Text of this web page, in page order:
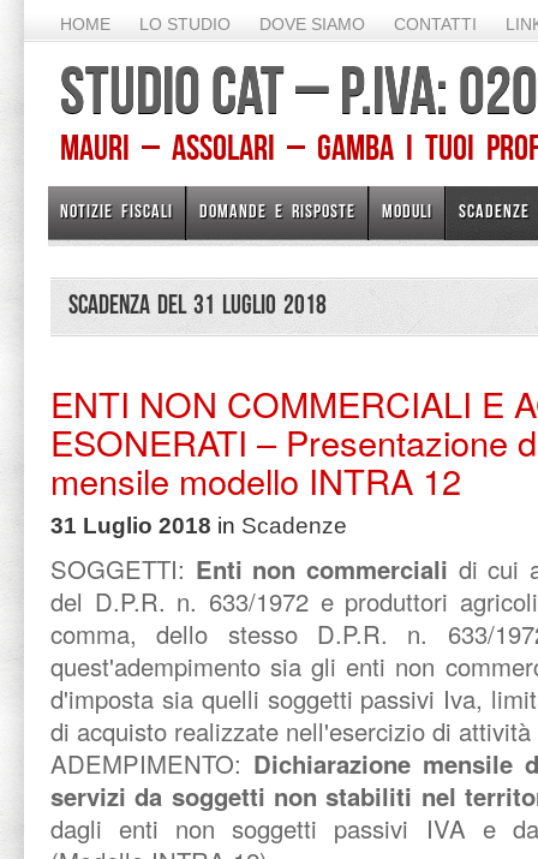
HOME LO STUDIO DOVE SIAMO CONTATTI
STUDIO CAT – P.IVA:
Mauri – Assolari – Gamba I TUOI
NOTIZIE FISCALI DOMANDE E RISPOSTE MODULI SCADENZE
Scadenza del 31 Luglio 2018
ENTI NON COMMERCIALI E
ESONERATI – Presentazione
mensile modello INTRA 12
31 Luglio 2018 in Scadenze
SOGGETTI: Enti non commerciali di cui
del D.P.R. n. 633/1972 e produttori
comma, dello stesso D.P.R. n. 633/
quest'adempimento sia gli enti non
d'imposta sia quelli soggetti passivi Iva,
di acquisto realizzate nell'esercizio di
ADEMPIMENTO: Dichiarazione mensile
servizi da soggetti non stabiliti nel
dagli enti non soggetti passivi IVA e